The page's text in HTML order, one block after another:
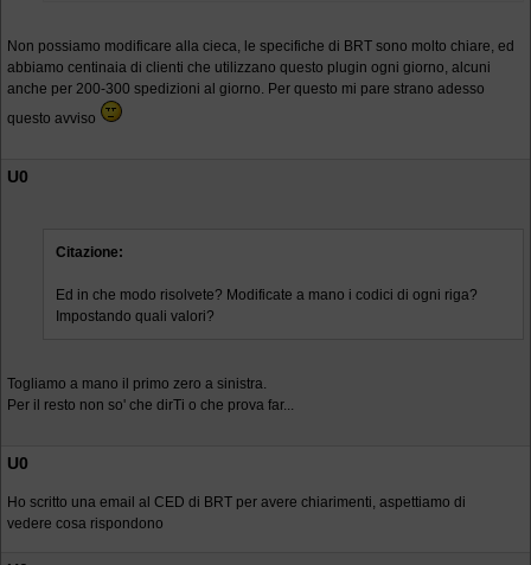
Non possiamo modificare alla cieca, le specifiche di BRT sono molto chiare, ed
abbiamo centinaia di clienti che utilizzano questo plugin ogni giorno, alcuni
anche per 200-300 spedizioni al giorno. Per questo mi pare strano adesso
questo avviso
U0
Citazione:
Ed in che modo risolvete? Modificate a mano i codici di ogni riga?
Impostando quali valori?
Togliamo a mano il primo zero a sinistra.
Per il resto non so' che dirTi o che prova far...
U0
Ho scritto una email al CED di BRT per avere chiarimenti, aspettiamo di
vedere cosa rispondono